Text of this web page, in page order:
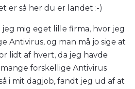
er så her du er landet :-)
jeg mig eget lille firma, hvor jeg
Antivirus, og man må jo sige at
lidt af hvert, da jeg havde
forskellige Antivirus
i mit dagjob, fandt jeg ud af at